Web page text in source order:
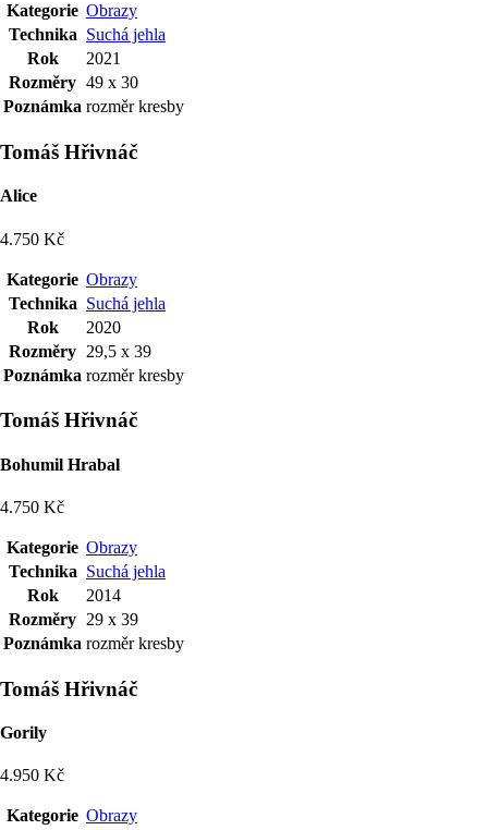
Kategorie Obrazy
Technika Suchá jehla
Rok
2021
Rozměry 49 x 30
Poznámka rozměr kresby
Tomáš Hřivnáč
Alice
4.750 Kč
Kategorie Obrazy
Technika Suchá jehla
Rok
2020
Rozměry 29,5 x 39
Poznámka rozměr kresby
Tomáš Hřivnáč
Bohumil Hrabal
4.750 Kč
Kategorie Obrazy
Technika Suchá jehla
Rok
2014
Rozměry 29 x 39
Poznámka rozměr kresby
Tomáš Hřivnáč
Gorily
4.950 Kč
Kategorie Obrazy